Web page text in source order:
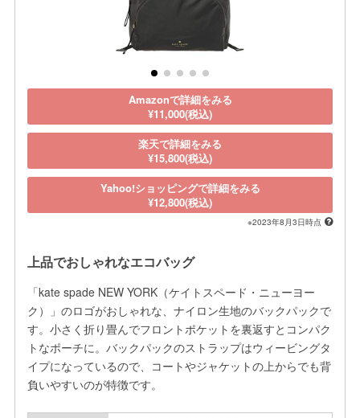
Amazonで詳細をみる
¥11,000(税込)
楽天で詳細をみる
¥15,800(税込)
Yahoo!ショッピングで詳細をみる
¥12,800(税込)
※2023年8月3日時点
上品でおしゃれなエコバッグ
「kate spade NEW YORK（ケイトスペード・ニューヨー
ク）」のロゴがおしゃれな、ナイロン生地のバックパックで
す。小さく折り畳んでフロントポケットを裏返すとコンパク
トなポーチに。バックパックのストラップはウィービングタ
イプになっているので、コートやジャケットの上からでも背
負いやすいのが特徴です。